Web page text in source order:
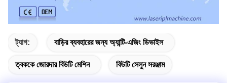
ট্যাগ: বাড়ির ব্যবহারের জন্য অ্যান্টি-এজিং ডিভাইস
ত্বককে জোরদার বিউটি মেশিন বিউটি সেলুন সরঞ্জাম